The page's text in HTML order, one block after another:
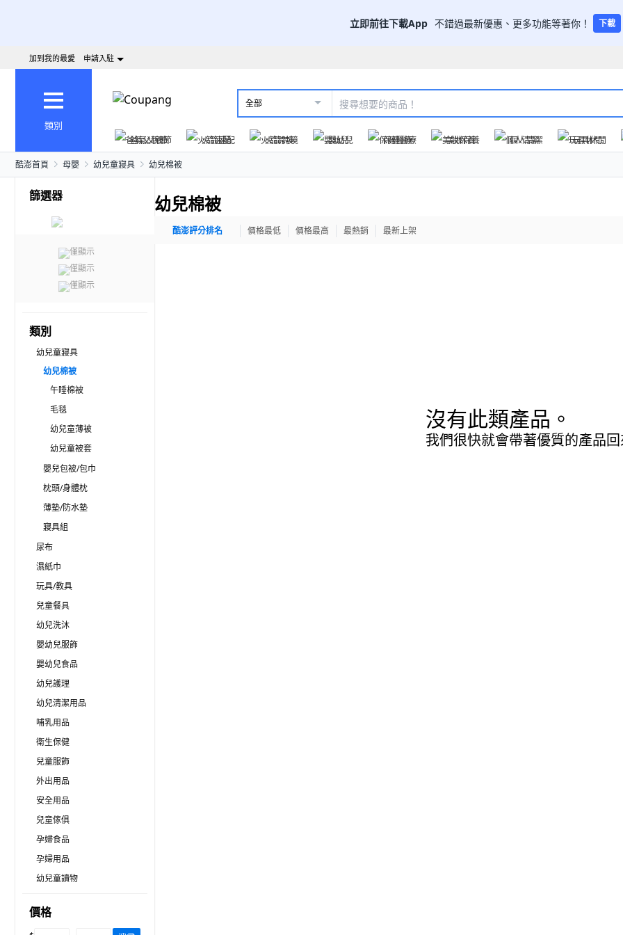
立即前往下載App 不錯過最新優惠、更多功能等著你！ 下載
加到我的最愛 申請入駐
類別
全部
爸氣父親節 火箭速配 火箭跨境 嬰幼兒 保健醫療 美妝保養 個人清潔 玩具休閒
酷澎首頁 母嬰 幼兒童寢具 幼兒棉被
篩選器
僅顯示
僅顯示
僅顯示
類別
幼兒童寢具
幼兒棉被
午睡棉被
毛毯
幼兒童薄被
幼兒童被套
嬰兒包被/包巾
枕頭/身體枕
薄墊/防水墊
寢具組
尿布
濕紙巾
玩具/教具
兒童餐具
幼兒洗沐
嬰幼兒服飾
嬰幼兒食品
幼兒護理
幼兒清潔用品
哺乳用品
衛生保健
兒童服飾
外出用品
安全用品
兒童傢俱
孕婦食品
孕婦用品
幼兒童讀物
價格
幼兒棉被
酷澎評分排名 價格最低 價格最高 最熱銷 最新上架
沒有此類產品。
我們很快就會帶著優質的產品